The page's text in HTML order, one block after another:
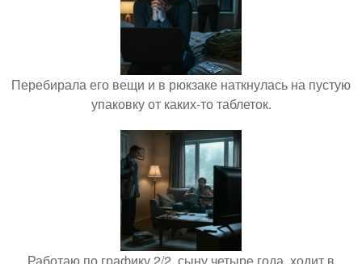
Перебирала его вещи и в рюкзаке наткнулась на пустую
упаковку от каких-то таблеток.
Работаю по графику 2/2, сыну четыре года, ходит в